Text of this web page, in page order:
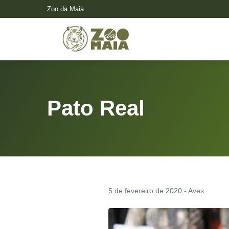
Zoo da Maia
Pato Real
5 de fevereiro de 2020 - Aves